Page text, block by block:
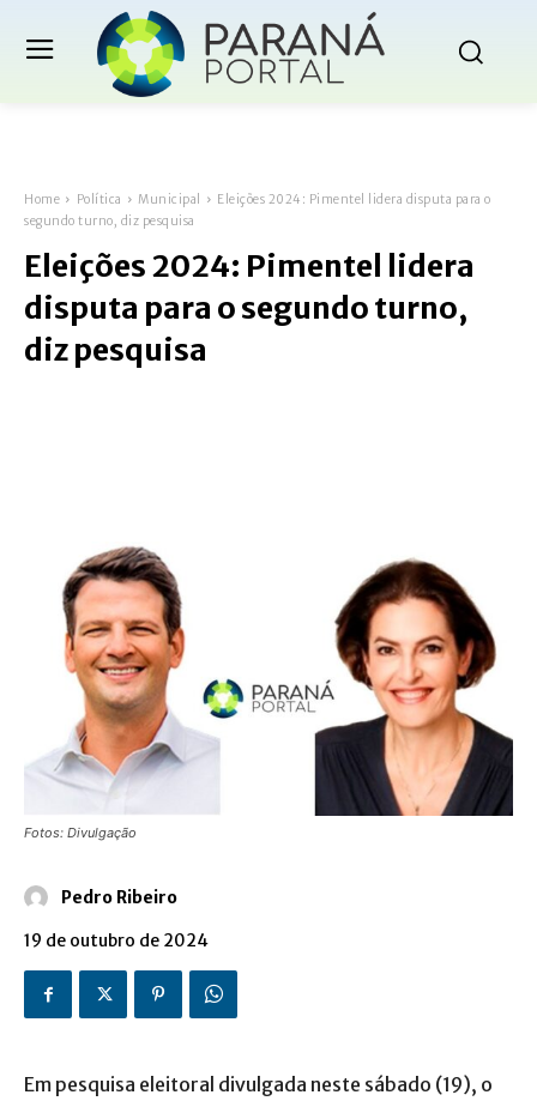
Home Política Municipal
Eleições 2024: Pimentel lidera disputa para o
segundo turno, diz pesquisa
Eleições 2024: Pimentel lidera
disputa para o segundo turno,
diz pesquisa
Fotos: Divulgação
Pedro Ribeiro
19 de outubro de 2024
Em pesquisa eleitoral divulgada neste sábado (19), o